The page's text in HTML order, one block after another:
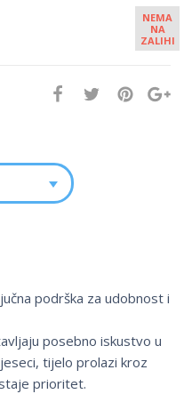
NEMA
NA
ZALIHI
podrška za udobnost i
posebno iskustvo u
tijelo prolazi kroz
prioritet.